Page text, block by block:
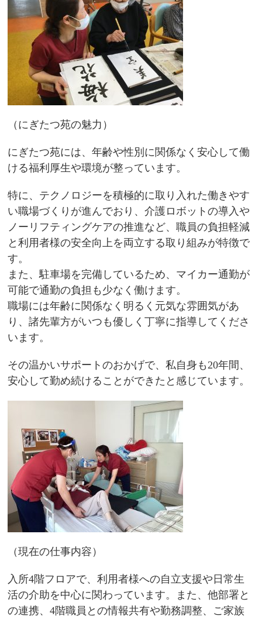
（にぎたつ苑の魅力）
にぎたつ苑には、年齢や性別に関係なく安心して働
ける福利厚生や環境が整っています。
特に、テクノロジーを積極的に取り入れた働きやす
い職場づくりが進んでおり、介護ロボットの導入や
ノーリフティングケアの推進など、職員の負担軽減
と利用者様の安全向上を両立する取り組みが特徴で
す。
また、駐車場を完備しているため、マイカー通勤が
可能で通勤の負担も少なく働けます。
職場には年齢に関係なく明るく元気な雰囲気があ
り、諸先輩方がいつも優しく丁寧に指導してくださ
います。
その温かいサポートのおかげで、私自身も20年間、
安心して勤め続けることができたと感じています。
（現在の仕事内容）
入所4階フロアで、利用者様への自立支援や日常生
活の介助を中心に関わっています。また、他部署と
の連携、4階職員との情報共有や勤務調整、ご家族